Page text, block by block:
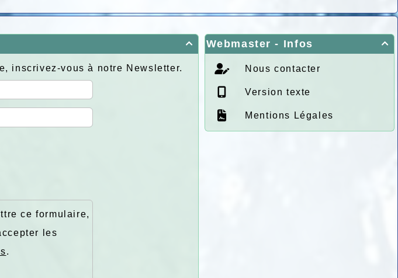

inscrivez-vous à notre Newsletter.
ce formulaire,
les
.

Webmaster - Infos
Nous contacter
Version texte
Mentions Légales